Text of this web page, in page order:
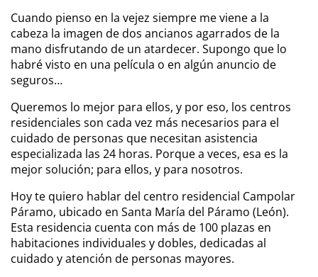
Cuando pienso en la vejez siempre me viene a la
cabeza la imagen de dos ancianos agarrados de la
mano disfrutando de un atardecer. Supongo que lo
habré visto en una película o en algún anuncio de
seguros…
Queremos lo mejor para ellos, y por eso, los centros
residenciales son cada vez más necesarios para el
cuidado de personas que necesitan asistencia
especializada las 24 horas. Porque a veces, esa es la
mejor solución; para ellos, y para nosotros.
Hoy te quiero hablar del centro residencial Campolar
Páramo, ubicado en Santa María del Páramo (León).
Esta residencia cuenta con más de 100 plazas en
habitaciones individuales y dobles, dedicadas al
cuidado y atención de personas mayores.